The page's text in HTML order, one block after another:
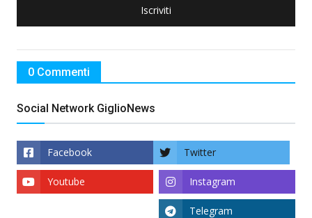
Iscriviti
0 Commenti
Social Network GiglioNews
Facebook Twitter
Instagram
Youtube
Telegram